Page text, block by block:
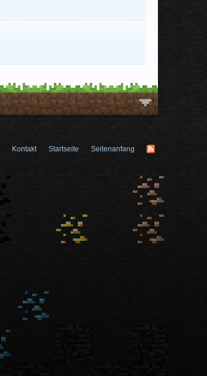
Kontakt Startseite Seitenanfang